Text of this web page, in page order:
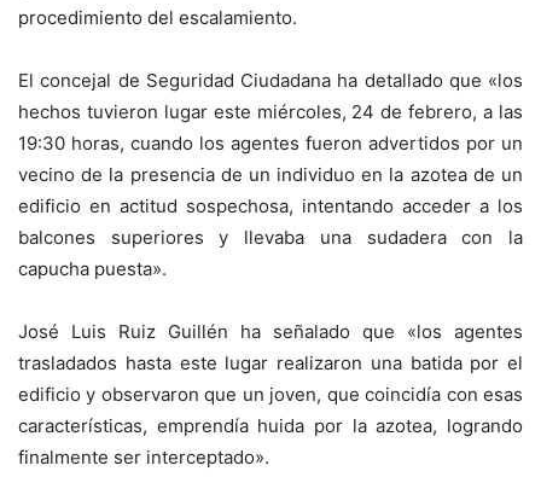
procedimiento del escalamiento.
El concejal de Seguridad Ciudadana ha detallado que «los
hechos tuvieron lugar este miércoles, 24 de febrero, a las
19:30 horas, cuando los agentes fueron advertidos por un
vecino de la presencia de un individuo en la azotea de un
edificio en actitud sospechosa, intentando acceder a los
balcones superiores y llevaba una sudadera con la
capucha puesta».
José Luis Ruiz Guillén ha señalado que «los agentes
trasladados hasta este lugar realizaron una batida por el
edificio y observaron que un joven, que coincidía con esas
características, emprendía huida por la azotea, logrando
finalmente ser interceptado».